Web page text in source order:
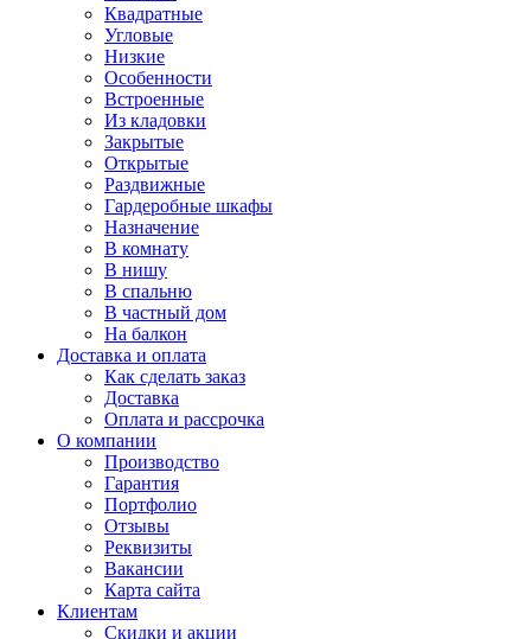
Квадратные
Угловые
Низкие
Особенности
Встроенные
Из кладовки
Закрытые
Открытые
Раздвижные
Гардеробные шкафы
Назначение
В комнату
В нишу
В спальню
В частный дом
На балкон
Доставка и оплата
Как сделать заказ
Доставка
Оплата и рассрочка
О компании
Производство
Гарантия
Портфолио
Отзывы
Реквизиты
Вакансии
Карта сайта
Клиентам
Скидки и акции